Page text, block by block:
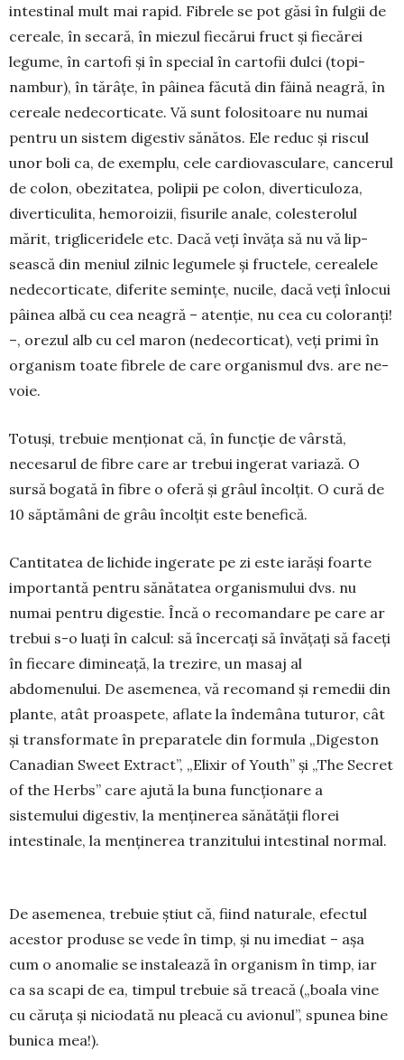
intestinal mult mai rapid. Fibrele se pot găsi în ful­gii de
ce­reale, în se­cară, în miezul fiecărui fruct şi fiecărei
legume, în cartofi şi în special în cartofii dulci (topi­
nambur), în tărâţe, în pâinea făcută din făină neagră, în
ce­reale nedecorticate. Vă sunt folo­sitoare nu numai
pentru un sistem digestiv sănătos. Ele reduc şi ris­cul
unor boli ca, de exemplu, cele car­dio­vasculare, can­cerul
de colon, obezitatea, polipii pe colon, diverticuloza,
diverticulita, he­mo­roizii, fisurile anale, coleste­rolul
mărit, trigli­ceridele etc. Da­că veți învăța să nu vă lip­
sească din meniul zil­nic legu­mele şi fructele, ce­realele
ne­decorti­cate, dife­rite seminţe, nu­cile, dacă veți în­lo­cui
pâinea albă cu cea nea­gră – atenţie, nu cea cu colo­ranţi!
–, orezul alb cu cel maron (ne­decor­ticat), veți primi în
orga­nism toate fibrele de care or­ganismul dvs. are ne­
voie.
Totuși, trebuie menționat că, în funcţie de vârstă,
necesarul de fi­bre care ar trebui ingerat varia­ză. O
sursă bogată în fibre o ofe­ră și grâul încolţit. O cură de
10 săp­tămâni de grâu încolţit este be­nefică.
Cantitatea de lichide ingerate pe zi este iarăși foarte
importantă pentru sănătatea organismului dvs. nu
numai pentru digestie. Încă o recomandare pe care ar
trebui s-o luați în calcul: să încercați să învățaţi să faceți
în fiecare dimineaţă, la trezire, un masaj al
abdomenului. De asemenea, vă recomand şi remedii din
plante, atât proaspete, aflate la înde­mâna tuturor, cât
și trans­formate în preparatele din formula „Digeston
Ca­nadian Sweet Extract”, „Elixir of Youth” şi „The Secret
of the Herbs” care ajută la buna funcţionare a
sistemului digestiv, la menţinerea sănătăţii florei
intestinale, la menţinerea tranzitului intestinal normal.
De asemenea, trebuie ştiut că, fiind naturale, efec­tul
acestor produse se vede în timp, şi nu ime­diat – aşa
cum o anomalie se instalează în organism în timp, iar
ca sa scapi de ea, timpul tre­buie să trea­că („boala vine
cu căruţa şi niciodată nu pleacă cu avionul”, spunea bine
bunica mea!).